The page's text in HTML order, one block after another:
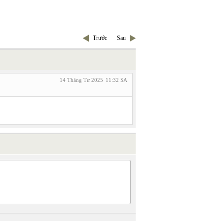
Trước Sau
14 Tháng Tư 2025 11:32 SA